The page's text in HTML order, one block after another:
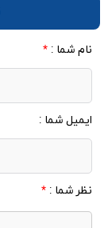
نام شما : *
ایمیل شما :
نظر شما : *